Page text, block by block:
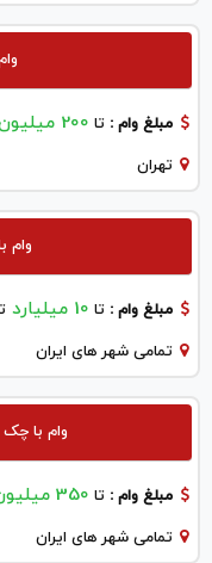
مبلغ وام : تا 200 میلیون
تهران
وام
مبلغ وام : تا 10 میلیارد
تمامی شهر های ایران
وام با
مبلغ وام : تا 350 میلیون
تمامی شهر های ایران